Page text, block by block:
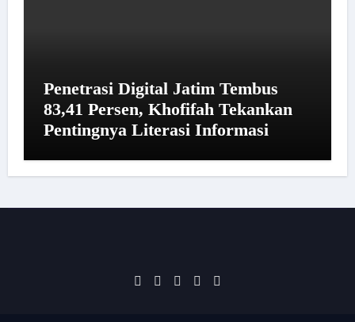
Penetrasi Digital Jatim Tembus
83,41 Persen, Khofifah Tekankan
Pentingnya Literasi Informasi